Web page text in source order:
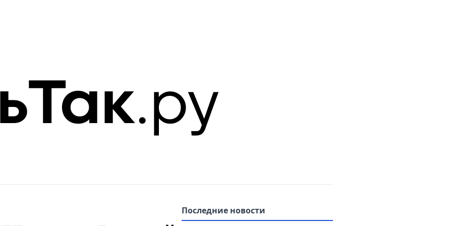
Последние новости